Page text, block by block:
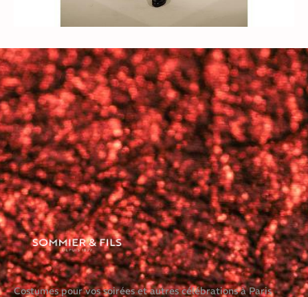
Costumes pour vos soirées et autres célébrations à Paris